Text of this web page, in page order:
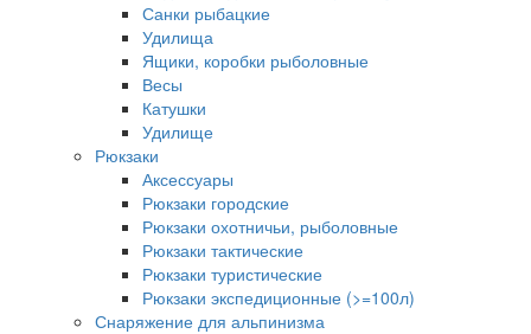
Санки рыбацкие
Удилища
Ящики, коробки рыболовные
Весы
Катушки
Удилище
Рюкзаки
Аксессуары
Рюкзаки городские
Рюкзаки охотничьи, рыболовные
Рюкзаки тактические
Рюкзаки туристические
Рюкзаки экспедиционные (>=100л)
Снаряжение для альпинизма